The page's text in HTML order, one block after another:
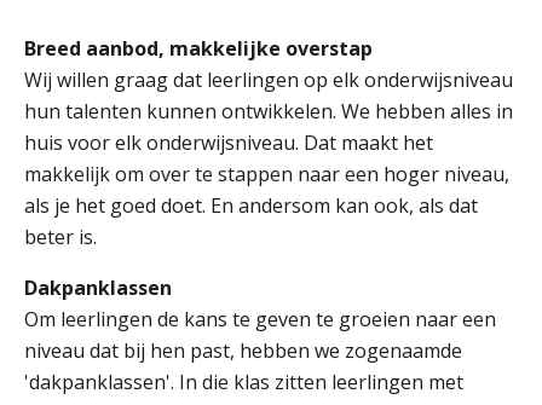
Profielen vmbo
Onderwijs op vmbo-tl, havo, vwo en tweetalig vwo
Projectklassen vmbo-tl, havo, vwo en tweetalig
Zoek de uitdaging
Welke opleidingen bieden we aan?
Taal en rekenen
Dyslexie
Wereldburgerschap
Breed aanbod, makkelijke overstap
Wij willen graag dat leerlingen op elk onderwijsniveau
hun talenten kunnen ontwikkelen. We hebben alles in
huis voor elk onderwijsniveau. Dat maakt het
makkelijk om over te stappen naar een hoger niveau,
als je het goed doet. En andersom kan ook, als dat
beter is.
Dakpanklassen
Om leerlingen de kans te geven te groeien naar een
niveau dat bij hen past, hebben we zogenaamde
'dakpanklassen'. In die klas zitten leerlingen met